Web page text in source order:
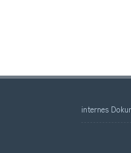
internes